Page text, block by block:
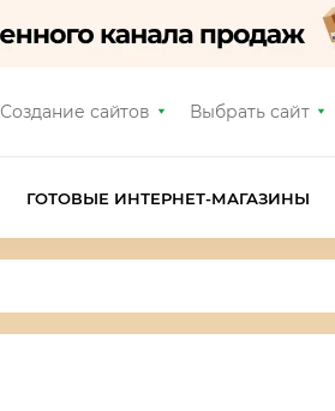
Создание сайтов Выбрать сайт
ГОТОВЫЕ ИНТЕРНЕТ-МАГАЗИНЫ